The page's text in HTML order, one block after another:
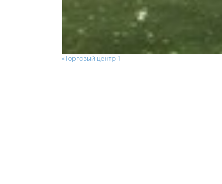
«Торговый центр 1